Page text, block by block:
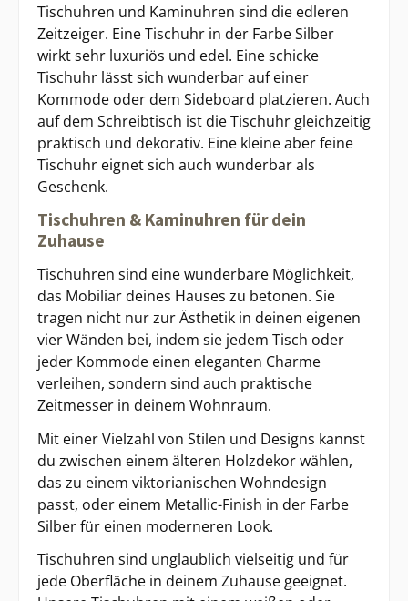
Tischuhren und Kaminuhren sind die edleren
Zeitzeiger. Eine Tischuhr in der Farbe Silber
wirkt sehr luxuriös und edel. Eine schicke
Tischuhr lässt sich wunderbar auf einer
Kommode oder dem Sideboard platzieren. Auch
auf dem Schreibtisch ist die Tischuhr gleichzeitig
praktisch und dekorativ. Eine kleine aber feine
Tischuhr eignet sich auch wunderbar als
Geschenk.
Tischuhren & Kaminuhren für dein
Zuhause
Tischuhren sind eine wunderbare Möglichkeit,
das Mobiliar deines Hauses zu betonen. Sie
tragen nicht nur zur Ästhetik in deinen eigenen
vier Wänden bei, indem sie jedem Tisch oder
jeder Kommode einen eleganten Charme
verleihen, sondern sind auch praktische
Zeitmesser in deinem Wohnraum.
Mit einer Vielzahl von Stilen und Designs kannst
du zwischen einem älteren Holzdekor wählen,
das zu einem viktorianischen Wohndesign
passt, oder einem Metallic-Finish in der Farbe
Silber für einen moderneren Look.
Tischuhren sind unglaublich vielseitig und für
jede Oberfläche in deinem Zuhause geeignet.